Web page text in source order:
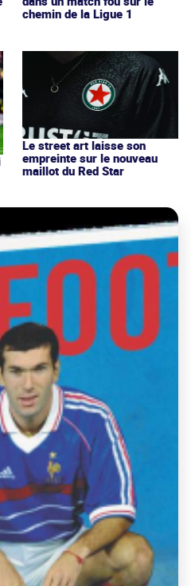
chemin de la Ligue 1
Le street art laisse son
empreinte sur le nouveau
maillot du Red Star